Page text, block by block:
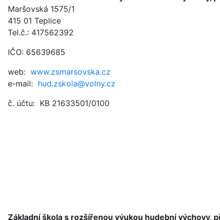
Maršovská 1575/1
415 01 Teplice
Tel.č.: 417562392
IČO: 65639685
web: www.zsmarsovska.cz
e-mail: hud.zskola@volny.cz
č. účtu: KB 21633501/0100
Základní škola s rozšířenou výukou hudební výchovy,